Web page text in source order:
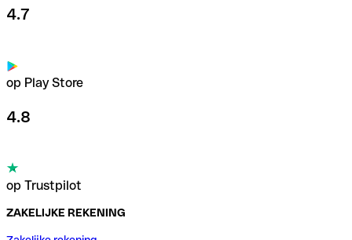
4.7
op Play Store
4.8
op Trustpilot
ZAKELIJKE REKENING